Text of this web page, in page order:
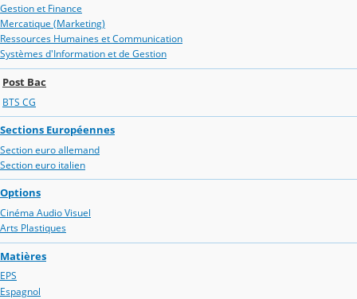
Gestion et Finance
Mercatique (Marketing)
Ressources Humaines et Communication
Systèmes d'Information et de Gestion
Post Bac
BTS CG
Sections Européennes
Section euro allemand
Section euro italien
Options
Cinéma Audio Visuel
Arts Plastiques
Matières
EPS
Espagnol